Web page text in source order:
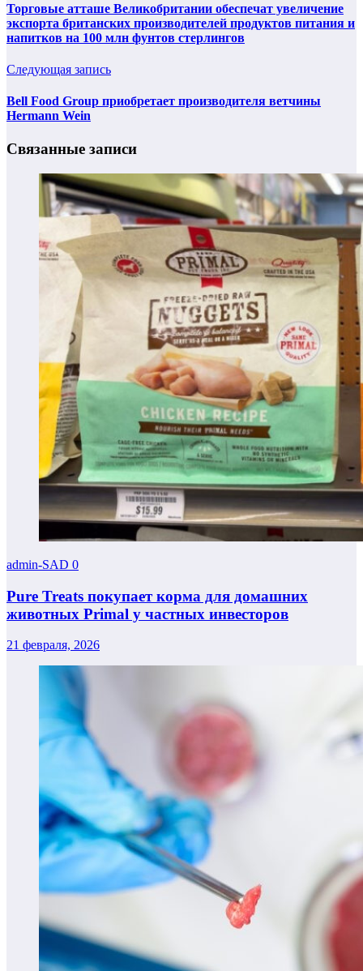
Торговые атташе Великобритании обеспечат увеличение
экспорта британских производителей продуктов питания и
напитков на 100 млн фунтов стерлингов
Следующая запись
Bell Food Group приобретает производителя ветчины
Hermann Wein
Связанные записи
admin-SAD 0
Pure Treats покупает корма для домашних
животных Primal у частных инвесторов
21 февраля, 2026